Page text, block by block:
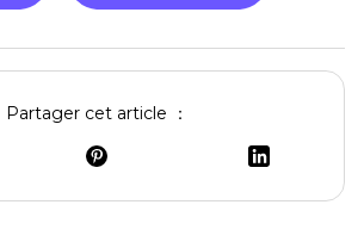
Partager cet article ：